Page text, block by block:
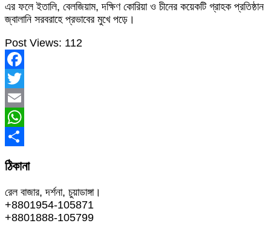
এর ফলে ইতালি, বেলজিয়াম, দক্ষিণ কোরিয়া ও চীনের কয়েকটি গ্রাহক প্রতিষ্ঠান
জ্বালানি সরবরাহে প্রভাবের মুখে পড়ে।
Post Views: 112
Facebook
Twitter
Email
WhatsApp
Share
ঠিকানা
রেল বাজার, দর্শনা, চুয়াডাঙ্গা।
+8801954-105871
+8801888-105799